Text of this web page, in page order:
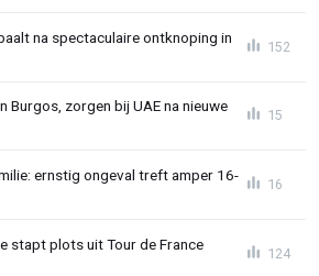
na spectaculaire ontknoping in
152
Burgos, zorgen bij UAE na nieuwe
15
ernstig ongeval treft amper 16-
16
stapt plots uit Tour de France
124